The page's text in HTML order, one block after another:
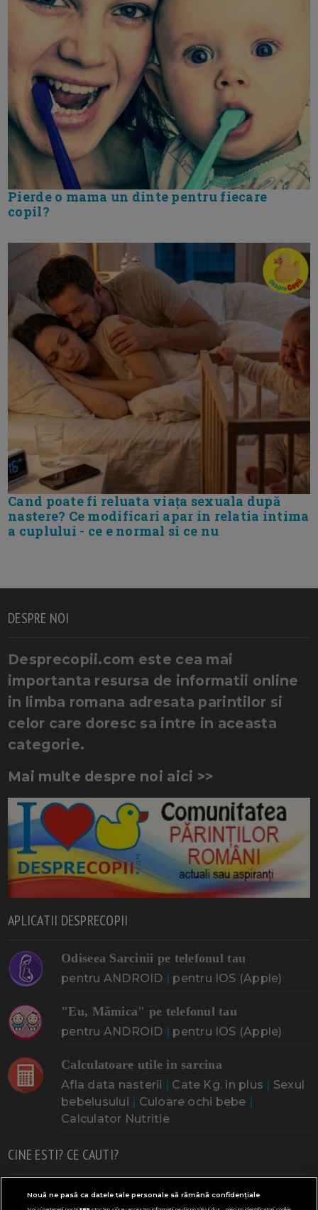
Pierde o mama un dinte pentru fiecare
copil?
Cand poate fi reluata viața sexuala după
nastere? Ce modificari apar in relatia intima
a cuplului - ce e normal si ce nu
DESPRE NOI
Desprecopii.com este cea mai
importanta resursa de informatii online
in limba romana adresata parintilor si
celor care doresc sa intre in aceasta
categorie.
Mai multe despre noi aici >>
APLICATII DESPRECOPII
Odiseea Sarcinii pe telefonul tau
pentru ANDROID pentru IOS (Apple)
"Eu, Mămica" pe telefonul tau
pentru ANDROID pentru IOS (Apple)
Calculatoare utile in sarcina
Afla data nasterii Cate Kg. in plus
Sexul
bebelusului
Culoare ochi bebe
Calculator Nutritie
CINE ESTI? CE CAUTI?
Doresc un copil Adoptia Probleme cu sarcina
Nouă ne pasă ca datele tale personale să rămână confidențiale